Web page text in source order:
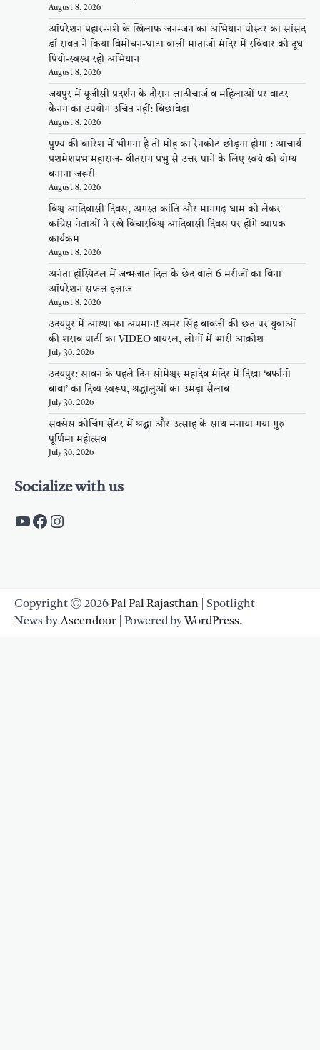
August 8, 2026
ऑपरेशन प्रहार-नशे के खिलाफ जन-जन का अभियान पोस्टर का सांसद
डॉ रावत ने किया विमोचन-घाटा वाली माताजी मंदिर में रविवार को दूध
पियो-स्वस्थ रहो अभियान
August 8, 2026
जयपुर में यूजीसी प्रदर्शन के दौरान लाठीचार्ज व महिलाओं पर वाटर
कैनन का उपयोग उचित नहीं: बिछावेडा
August 8, 2026
पुण्य की बारिश में भीगना है तो मोह का रेनकोट छोड़ना होगा : आचार्य
प्रशमेशप्रभ महाराज- वीतराग प्रभु से उत्तर पाने के लिए स्वयं को योग्य
बनाना जरूरी
August 8, 2026
विश्व आदिवासी दिवस, अगस्त क्रांति और मानगढ़ धाम को लेकर
कांग्रेस नेताओं ने रखे विचारविश्व आदिवासी दिवस पर होंगे व्यापक
कार्यक्रम
August 8, 2026
अनंता हॉस्पिटल में जन्मजात दिल के छेद वाले 6 मरीजों का बिना
ऑपरेशन सफल इलाज
August 8, 2026
उदयपुर में आस्था का अपमान! अमर सिंह बावजी की छत पर युवाओं
की शराब पार्टी का VIDEO वायरल, लोगों में भारी आक्रोश
July 30, 2026
उदयपुर: सावन के पहले दिन सोमेश्वर महादेव मंदिर में दिखा ‘बर्फानी
बाबा’ का दिव्य स्वरूप, श्रद्धालुओं का उमड़ा सैलाब
July 30, 2026
सक्सेस कोचिंग सेंटर में श्रद्धा और उत्साह के साथ मनाया गया गुरु
पूर्णिमा महोत्सव
July 30, 2026
Socialize with us
https://www.youtube.com/c/
https://www.facebook.com/
Instagram
Copyright © 2026Pal Pal Rajasthan | Spotlight
News byAscendoor | Powered byWordPress.